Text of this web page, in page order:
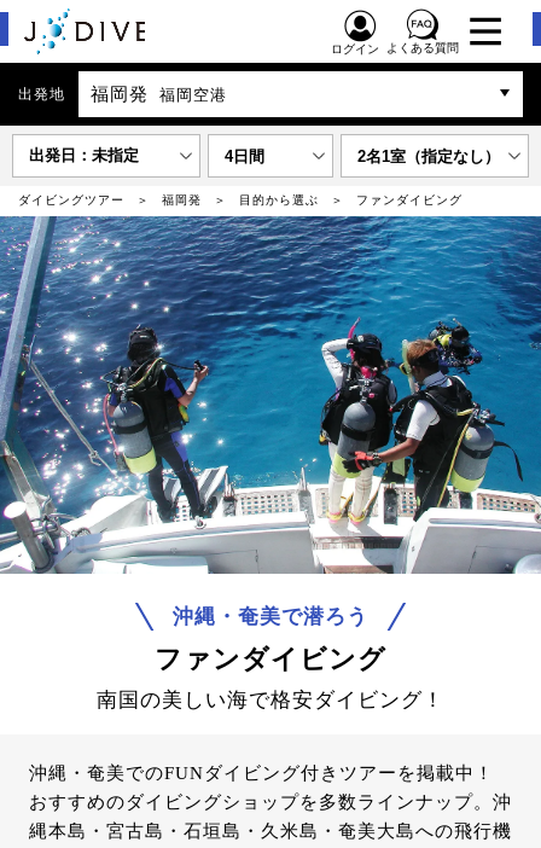
ログイン よくある質問
出発地 福岡発 福岡空港
出発日：未指定 4日間 2名1室（指定なし）
ダイビングツアー 福岡発 目的から選ぶ ファンダイビング
沖縄・奄美で潜ろう
ファンダイビング
南国の美しい海で格安ダイビング！
沖縄・奄美でのFUNダイビング付きツアーを掲載中！
おすすめのダイビングショップを多数ラインナップ。沖
縄本島・宮古島・石垣島・久米島・奄美大島への飛行機